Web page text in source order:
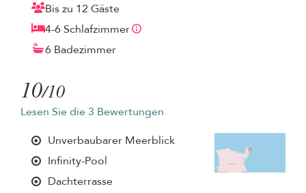
Bis zu 12 Gäste
4-6 Schlafzimmer
6 Badezimmer
10/10
Lesen Sie die 3 Bewertungen
Unverbaubarer Meerblick
Infinity-Pool
Dachterrasse